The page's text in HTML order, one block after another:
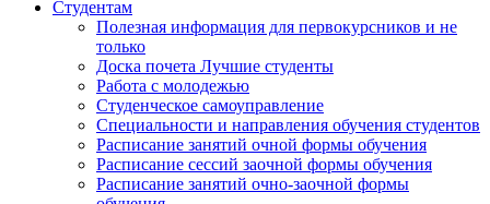
Студентам
Полезная информация для первокурсников и не
только
Доска почета Лучшие студенты
Работа с молодежью
Студенческое самоуправление
Специальности и направления обучения студентов
Расписание занятий очной формы обучения
Расписание сессий заочной формы обучения
Расписание занятий очно-заочной формы